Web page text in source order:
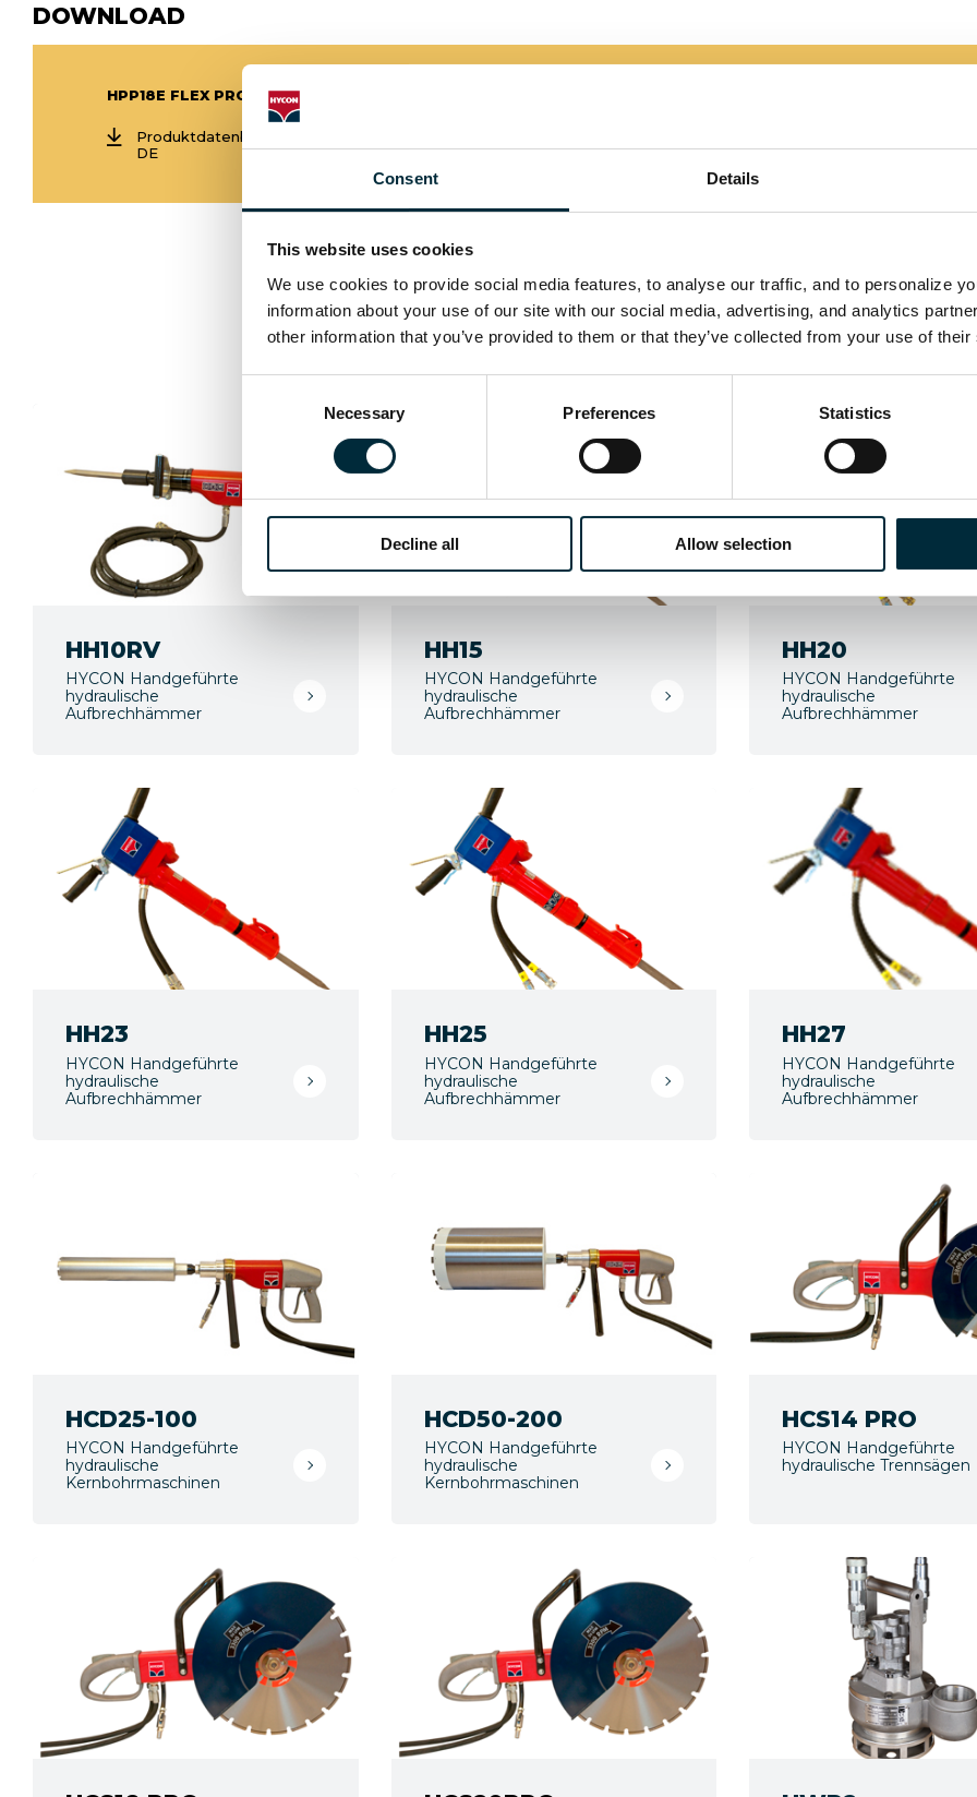
Consent Details
This website uses cookies
We use cookies to provide social media features, to analyse our traffic, and to personalize
information about your use of our site with our social media, advertising, and analytics
other information that you’ve provided to them or that they’ve collected from your use of
Necessary Preferences Statistics
Decline all Allow selection
DOWNLOAD
HPP18E FLEX PRODUKTDATENBLATT
Produktdatenblatt HPP18E FLEX
DE
Ähnliche Produkte
HH10RV
HYCON Handgeführte
hydraulische
Aufbrechhämmer
HH15
HYCON Handgeführte
hydraulische
Aufbrechhämmer
HH20
HYCON Handgeführte
hydraulische
Aufbrechhämmer
HH23
HYCON Handgeführte
hydraulische
Aufbrechhämmer
HH25
HYCON Handgeführte
hydraulische
Aufbrechhämmer
HH27
HYCON Handgeführte
hydraulische
Aufbrechhämmer
HCD25-100
HYCON Handgeführte
hydraulische
Kernbohrmaschinen
HCD50-200
HYCON Handgeführte
hydraulische
Kernbohrmaschinen
HCS14 PRO
HYCON Handgeführte
hydraulische Trennsägen